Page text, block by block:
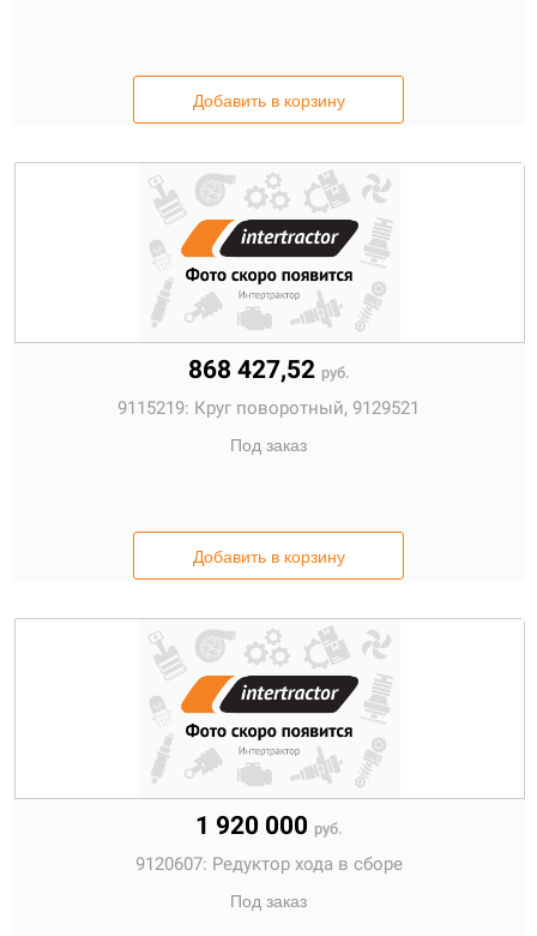
Добавить в корзину
868 427,52 руб.
9115219: Круг поворотный, 9129521
Под заказ
Добавить в корзину
1 920 000 руб.
9120607: Редуктор хода в сборе
Под заказ